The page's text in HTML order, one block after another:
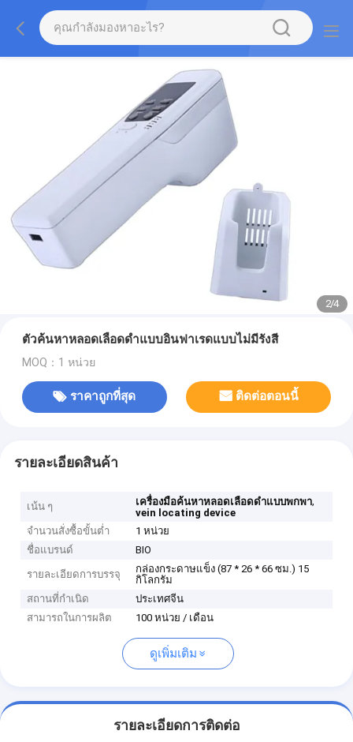
2/4
ตัวค้นหาหลอดเลือดดำแบบอินฟาเรดแบบไม่มีรังสี
MOQ：1 หน่วย
ราคาถูกที่สุด ติดต่อตอนนี้
รายละเอียดสินค้า
เน้น ๆ เครื่องมือค้นหาหลอดเลือดดำแบบพกพา,
vein locating device
จำนวนสั่งซื้อขั้นต่ำ
1 หน่วย
ชื่อแบรนด์
BIO
รายละเอียดการบรรจุ
กล่องกระดาษแข็ง (87 * 26 * 66 ซม.) 15
กิโลกรัม
สถานที่กำเนิด
ประเทศจีน
สามารถในการผลิต
100 หน่วย / เดือน
ดูเพิ่มเติม
รายละเอียดการติดต่อ